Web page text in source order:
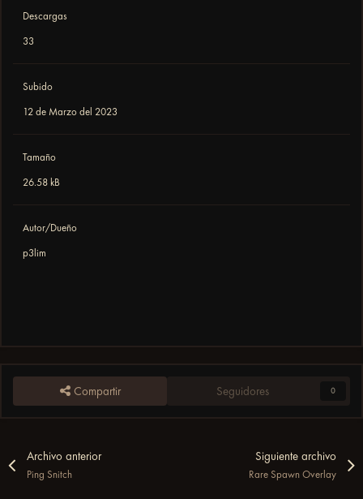
Descargas
33
Subido
12 de Marzo del 2023
Tamaño
26.58 kB
Autor/Dueño
p3lim
Compartir Seguidores 0
Archivo anterior
Ping Snitch
Siguiente archivo
Rare Spawn Overlay